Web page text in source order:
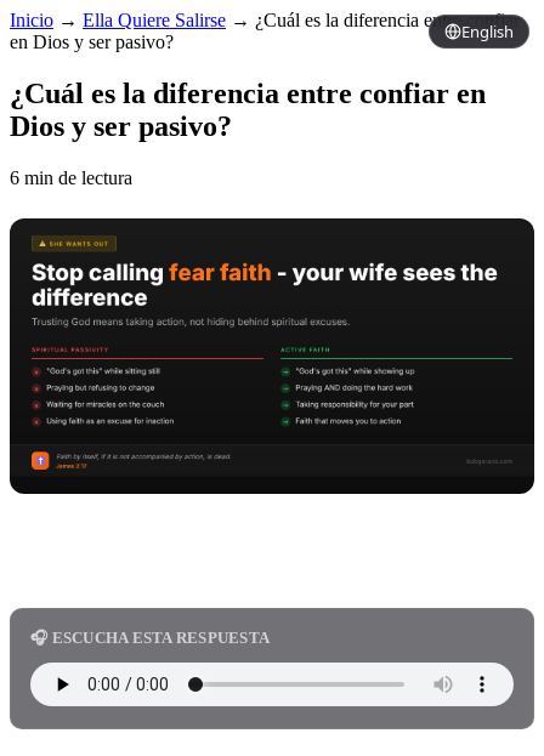
English
Inicio → Ella Quiere Salirse → ¿Cuál es la diferencia entre confiar
en Dios y ser pasivo?
¿Cuál es la diferencia entre confiar en
Dios y ser pasivo?
6 min de lectura
🎧 ESCUCHA ESTA RESPUESTA